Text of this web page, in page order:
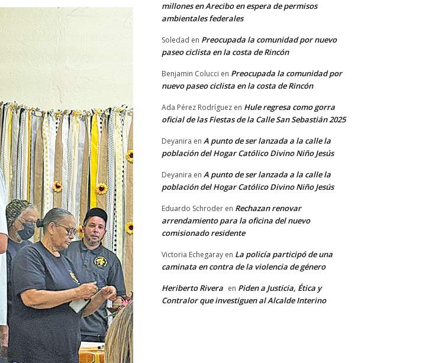
millones en Arecibo en espera de permisos
ambientales federales
Soledad en Preocupada la comunidad por nuevo
paseo ciclista en la costa de Rincón
Benjamin Colucci en Preocupada la comunidad por
nuevo paseo ciclista en la costa de Rincón
Ada Pérez Rodríguez en Hule regresa como gorra
oficial de las Fiestas de la Calle San Sebastián 2025
Deyanira en A punto de ser lanzada a la calle la
población del Hogar Católico Divino Niño Jesús
Deyanira en A punto de ser lanzada a la calle la
población del Hogar Católico Divino Niño Jesús
Eduardo Schroder en Rechazan renovar
arrendamiento para la oficina del nuevo
comisionado residente
Victoria Echegaray en La policía participó de una
caminata en contra de la violencia de género
Heriberto Rivera en Piden a Justicia, Ética y
Contralor que investiguen al Alcalde Interino